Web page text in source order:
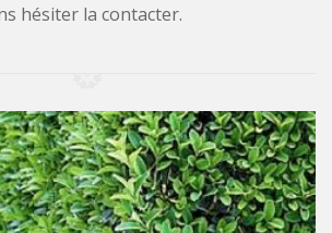
hésiter la contacter.